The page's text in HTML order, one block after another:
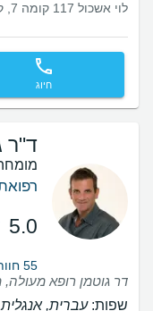
לוי אשכול 117 קומה 7, קריית אונו
חיוג
ד"ר
מומחה
5.0
55 חוות דעת על רפואת נשים/גינקולוגיה
שפות:עברית, אנגלית